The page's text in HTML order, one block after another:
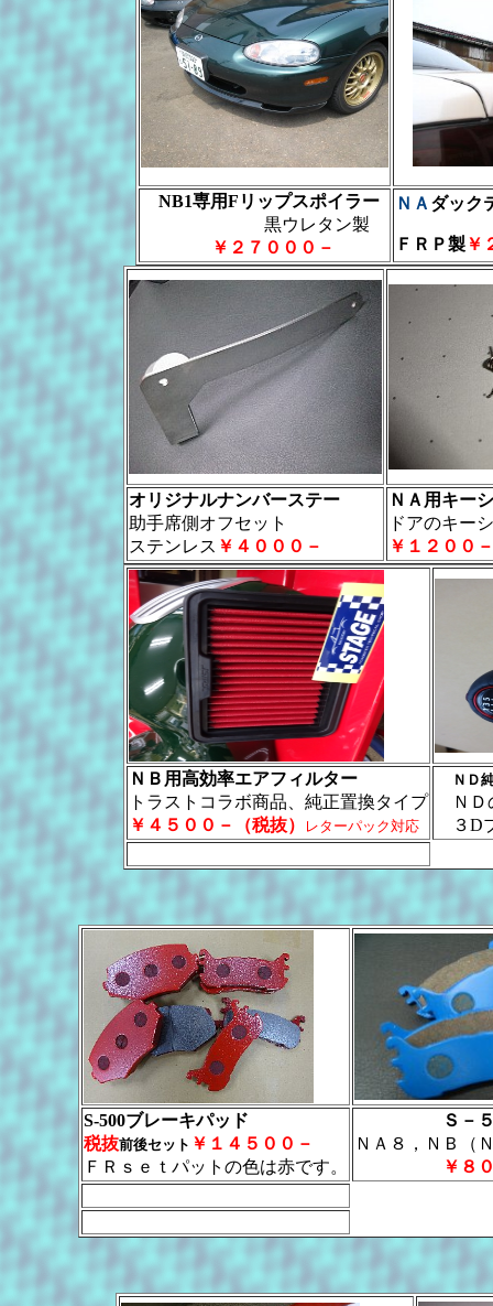
NB1専用Fリップスポイラー
黒ウレタン製
￥２７０００－
ＮＡ ダック
ＦＲＰ製￥
オリジナルナンバーステー
助手席側オフセット
ステンレス ￥４０００－
ＮＡ用キー
ドアのキー
￥１２００－
ＮＢ用高効率エアフィルター
トラストコラボ商品、純正置換タイプ
￥４５００－（税抜）
レターパック対応
ＮＤ
ＮＤ
３D
S-500ブレーキパッド
税抜前後セット ￥１４５００－
ＦＲｓｅｔパットの色は赤です。
Ｓ－
ＮＡ８，ＮＢ（
￥８０